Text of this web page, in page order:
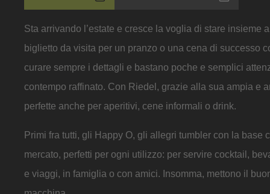
Sta arrivando l’estate e cresce la voglia di stare insieme
biglietto da visita per un pranzo o una cena di successo
curare sempre i dettagli e bastano poche e semplici
contempo raffinato. Con Riedel, grazie alla sua ampia e
perfette anche per aperitivi, cene informali o drink.
Primi fra tutti, gli Happy O, gli allegri tumbler con la
mercato, perfetti per ogni utilizzo: per servire cocktail,
e viaggi, in famiglia o con amici. Insomma, mettono il